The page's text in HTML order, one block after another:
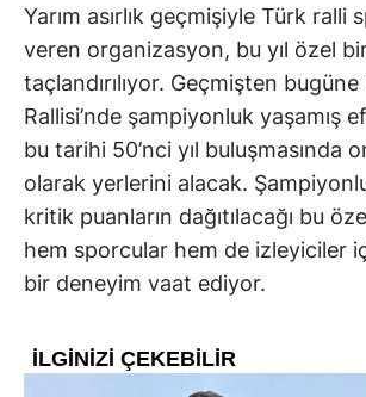
Yarım asırlık geçmişiyle Türk ralli
veren organizasyon, bu yıl özel
taçlandırılıyor. Geçmişten bugüne
Rallisi’nde şampiyonluk yaşamış
bu tarihi 50’nci yıl buluşmasında
olarak yerlerini alacak.
kritik puanların dağıtılacağı bu
hem sporcular hem de izleyiciler
bir deneyim vaat ediyor.